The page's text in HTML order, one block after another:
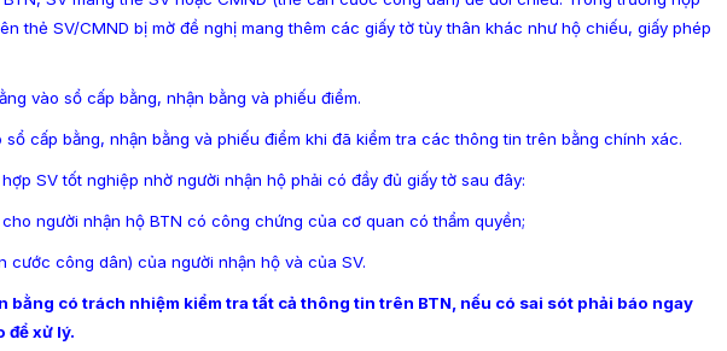
thẻ SV/CMND bị mờ đề nghị mang thêm các giấy tờ tùy thân khác như hộ chiếu, giấy phép
vào sổ cấp bằng, nhận bằng và phiếu điểm.
sổ cấp bằng, nhận bằng và phiếu điểm khi đã kiểm tra các thông tin trên bằng chính xác.
SV tốt nghiệp nhờ người nhận hộ phải có đầy đủ giấy tờ sau đây:
cho người nhận hộ BTN có công chứng của cơ quan có thẩm quyền;
cước công dân) của người nhận hộ và của SV.
bằng có trách nhiệm kiểm tra tất cả thông tin trên BTN, nếu có sai sót phải báo ngay
để xử lý.